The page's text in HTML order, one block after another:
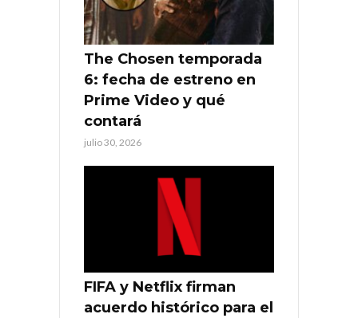
The Chosen temporada
6: fecha de estreno en
Prime Video y qué
contará
julio 30, 2026
FIFA y Netflix firman
acuerdo histórico para el